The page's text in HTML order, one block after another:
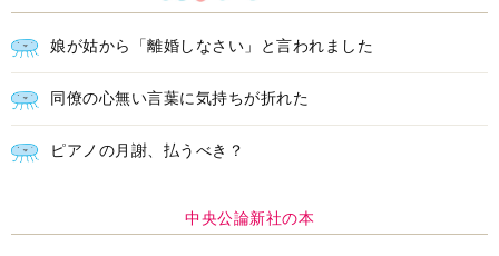
娘が姑から「離婚しなさい」と言われました
同僚の心無い言葉に気持ちが折れた
ピアノの月謝、払うべき？
中央公論新社の本